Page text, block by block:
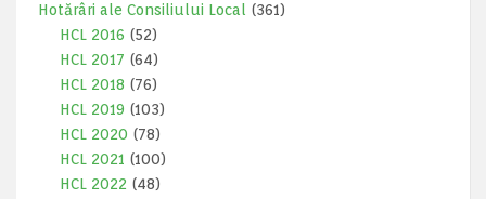
Hotărâri ale Consiliului Local
(361)
HCL 2016 (52)
HCL 2017 (64)
HCL 2018 (76)
HCL 2019 (103)
HCL 2020 (78)
HCL 2021 (100)
HCL 2022 (48)